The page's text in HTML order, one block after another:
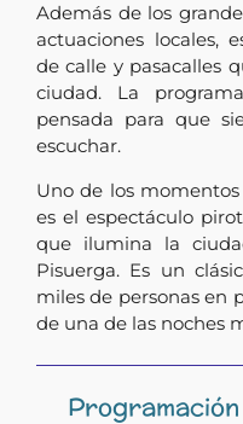
Además de los
actuaciones locales,
de calle y pasacalles
ciudad. La
pensada para que
escuchar.
Uno de los
es el espectáculo
que ilumina la
Pisuerga. Es un
miles de personas en
de una de las noches